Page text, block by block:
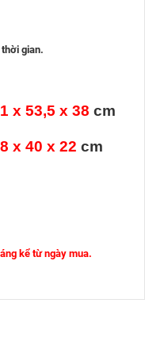
gian.
x 53,5 x 38 cm
x 40 x 22 cm
kể từ ngày mua.